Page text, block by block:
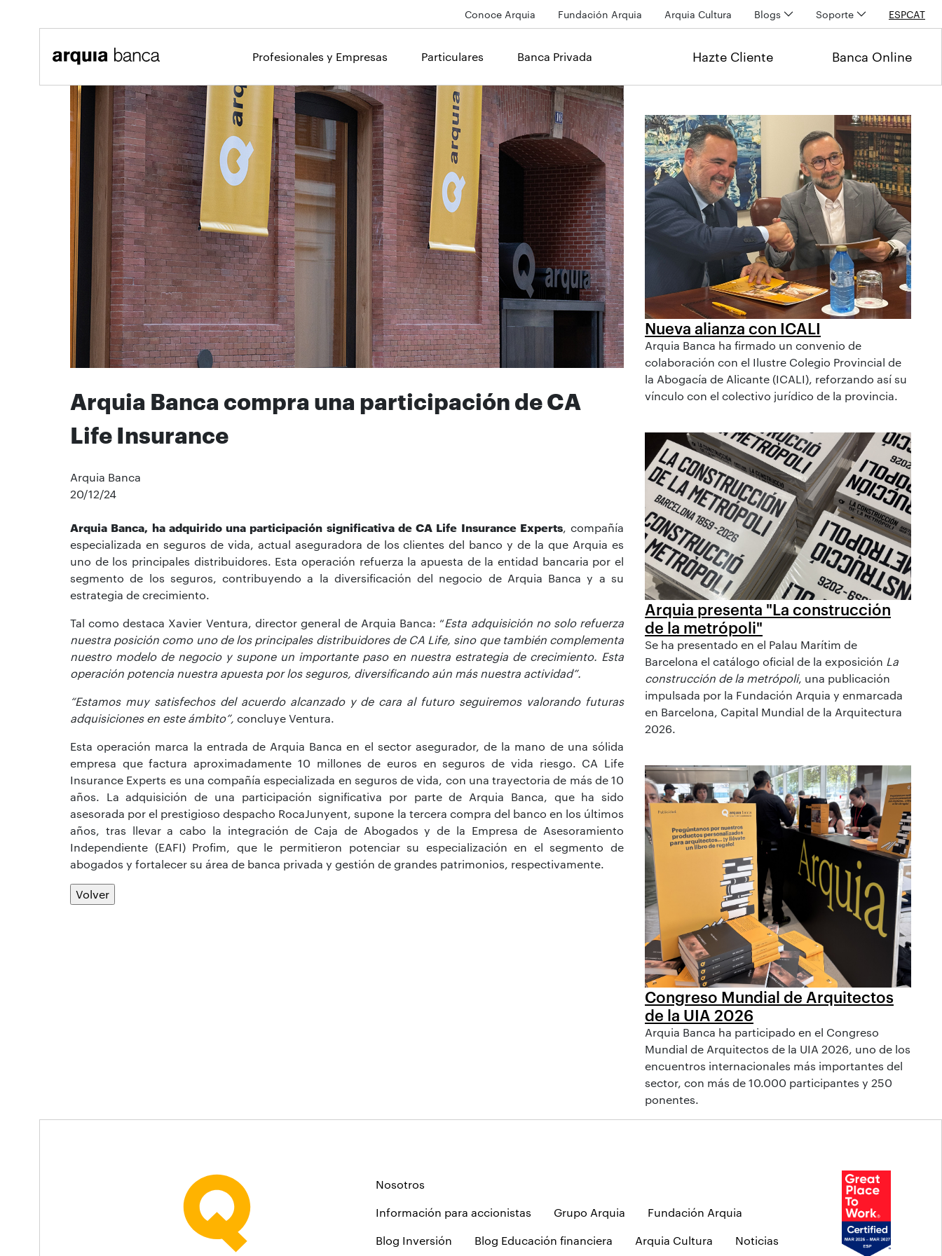
Conoce Arquia Fundación Arquia Arquia Cultura Blogs Soporte ESPCAT
Profesionales y Empresas Particulares Banca Privada Hazte Cliente Banca Online
Arquia Banca compra una participación de CA
Life Insurance
Arquia Banca
20/12/24
Arquia Banca, ha adquirido una participación significativa de CA Life Insurance Experts, compañía
especializada en seguros de vida, actual aseguradora de los clientes del banco y de la que Arquia es
uno de los principales distribuidores. Esta operación refuerza la apuesta de la entidad bancaria por el
segmento de los seguros, contribuyendo a la diversificación del negocio de Arquia Banca y a su
estrategia de crecimiento.
Tal como destaca Xavier Ventura, director general de Arquia Banca: “Esta adquisición no solo refuerza
nuestra posición como uno de los principales distribuidores de CA Life, sino que también complementa
nuestro modelo de negocio y supone un importante paso en nuestra estrategia de crecimiento. Esta
operación potencia nuestra apuesta por los seguros, diversificando aún más nuestra actividad”.
“Estamos muy satisfechos del acuerdo alcanzadoy de cara al futuro seguiremos valorando futuras
adquisiciones en este ámbito”, concluye Ventura.
Esta operación marca la entrada de Arquia Banca en el sector asegurador, de la mano de una sólida
empresa que factura aproximadamente 10 millones de euros en seguros de vida riesgo. CA Life
Insurance Experts es una compañía especializada en seguros de vida, con una trayectoria de más de 10
años. La adquisición de una participación significativa por parte de Arquia Banca, que ha sido
asesorada por el prestigioso despacho RocaJunyent, supone la tercera compra del banco en los últimos
años, tras llevar a cabo la integración de Caja de Abogados y de la Empresa de Asesoramiento
Independiente (EAFI) Profim, que le permitieron potenciar su especialización en el segmento de
abogados y fortalecer su área de banca privada y gestión de grandes patrimonios, respectivamente.
Volver
Nueva alianza con ICALI
Arquia Banca ha firmado un convenio de
colaboración con el Ilustre Colegio Provincial de
la Abogacía de Alicante (ICALI), reforzando así su
vínculo con el colectivo jurídico de la provincia.
Arquia presenta "La construcción
de la metrópoli"
Se ha presentado en el Palau Marítim de
Barcelona el catálogo oficial de la exposición La
construcción de la metrópoli, una publicación
impulsada por la Fundación Arquia y enmarcada
en Barcelona, Capital Mundial de la Arquitectura
2026.
Congreso Mundial de Arquitectos
de la UIA 2026
Arquia Banca ha participado en el Congreso
Mundial de Arquitectos de la UIA 2026, uno de los
encuentros internacionales más importantes del
sector, con más de 10.000 participantes y 250
ponentes.
Nosotros
Información para accionistas Grupo Arquia Fundación Arquia
Blog Inversión Blog Educación financiera Arquia Cultura Noticias